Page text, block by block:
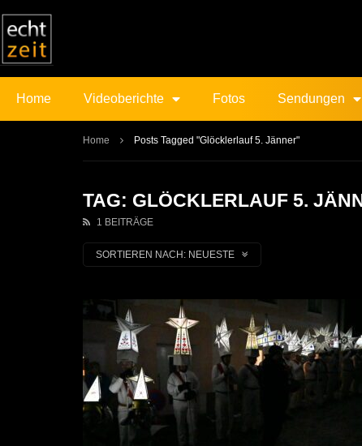
Home Videoberichte Fotos Sendungen
Home Posts Tagged "Glöcklerlauf 5. Jänner"
TAG: GLÖCKLERLAUF 5.
1 BEITRÄGE
SORTIEREN NACH: NEUESTE